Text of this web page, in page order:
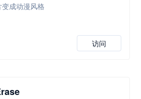
成动漫风格
访问